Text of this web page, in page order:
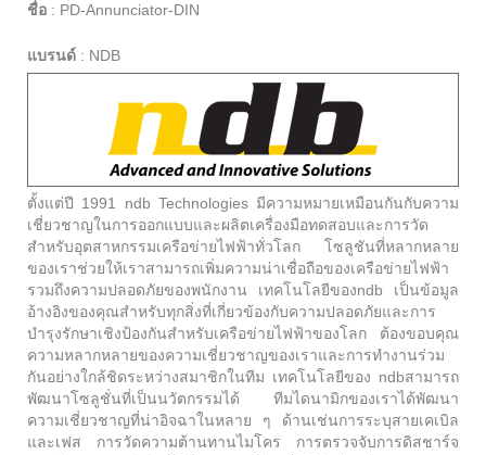
ชื่อ : PD-Annunciator-DIN
แบรนด์ : NDB
ตั้งแต่ปี 1991 ndb Technologies มีความหมายเหมือนกันกับความ
เชี่ยวชาญในการออกแบบและผลิตเครื่องมือทดสอบและการวัด
สำหรับอุตสาหกรรมเครือข่ายไฟฟ้าทั่วโลก โซลูชันที่หลากหลาย
ของเราช่วยให้เราสามารถเพิ่มความน่าเชื่อถือของเครือข่ายไฟฟ้า
รวมถึงความปลอดภัยของพนักงาน เทคโนโลยีของndb เป็นข้อมูล
อ้างอิงของคุณสำหรับทุกสิ่งที่เกี่ยวข้องกับความปลอดภัยและการ
บำรุงรักษาเชิงป้องกันสำหรับเครือข่ายไฟฟ้าของโลก ต้องขอบคุณ
ความหลากหลายของความเชี่ยวชาญของเราและการทำงานร่วม
กันอย่างใกล้ชิดระหว่างสมาชิกในทีม เทคโนโลยีของ ndbสามารถ
พัฒนาโซลูชั่นที่เป็นนวัตกรรมได้ ทีมไดนามิกของเราได้พัฒนา
ความเชี่ยวชาญที่น่าอิจฉาในหลาย ๆ ด้านเช่นการระบุสายเคเบิล
และเฟส การวัดความต้านทานไมโคร การตรวจจับการดิสชาร์จ